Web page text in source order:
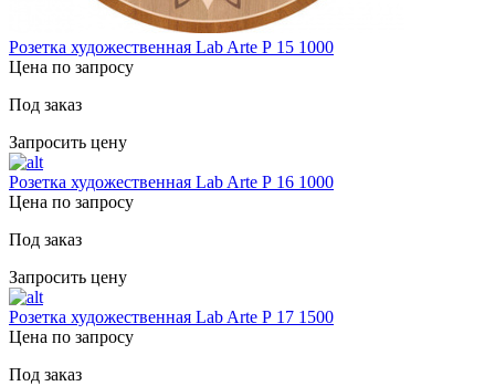
Розетка художественная Lab Arte Р 15 1000
Цена по запросу
Под заказ
Запросить цену
Розетка художественная Lab Arte Р 16 1000
Цена по запросу
Под заказ
Запросить цену
Розетка художественная Lab Arte Р 17 1500
Цена по запросу
Под заказ